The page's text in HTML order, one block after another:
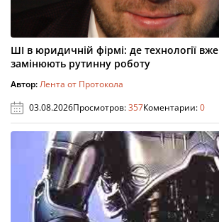
ШІ в юридичній фірмі: де технології вже
замінюють рутинну роботу
Автор:Лента от Протокола
03.08.2026Просмотров:357Коментарии:0